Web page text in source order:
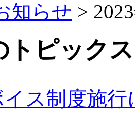
知らせ >
トピック
ス制度施行